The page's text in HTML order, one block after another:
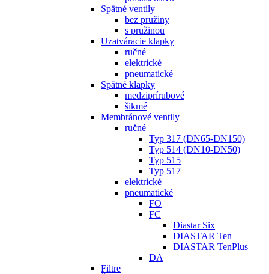
Spätné ventily
bez pružiny
s pružinou
Uzatváracie klapky
ručné
elektrické
pneumatické
Spätné klapky
medziprírubové
šikmé
Membránové ventily
ručné
Typ 317 (DN65-DN150)
Typ 514 (DN10-DN50)
Typ 515
Typ 517
elektrické
pneumatické
FO
FC
Diastar Six
DIASTAR Ten
DIASTAR TenPlus
DA
Filtre